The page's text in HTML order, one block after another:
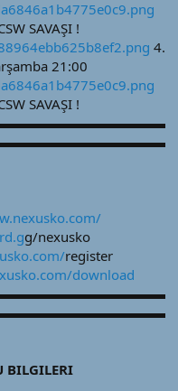
SAVAŞI !
4.
21:00
SAVAŞI !
g/nexusko
register
download
BILGILERI